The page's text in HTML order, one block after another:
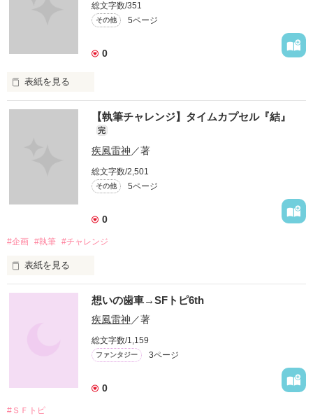
魔法、体術、論理のスペシャリストを集めて結成された救助組
織、それがASRT-アサルト。
今日も、出動のベルが鳴り響く。
総文字数/351
その他 5ページ
0
表紙を見る
様々な企画に基づき、みんなで作品を作り上げよう！
野いちご作家なら誰でも歓迎します。
作品を読む
【執筆チャレンジ】タイムカプセル『結』
完
疾風雷神／著
総文字数/2,501
その他 5ページ
0
#企画 #執筆 #チャレンジ
表紙を見る
過去を閉ざした棺
思い出が眠る揺り篭
作品を読む
想いの歯車→SFトピ6th
疾風雷神 ／著
総文字数/1,159
ファンタジー 3ページ
0
#ＳＦトピ